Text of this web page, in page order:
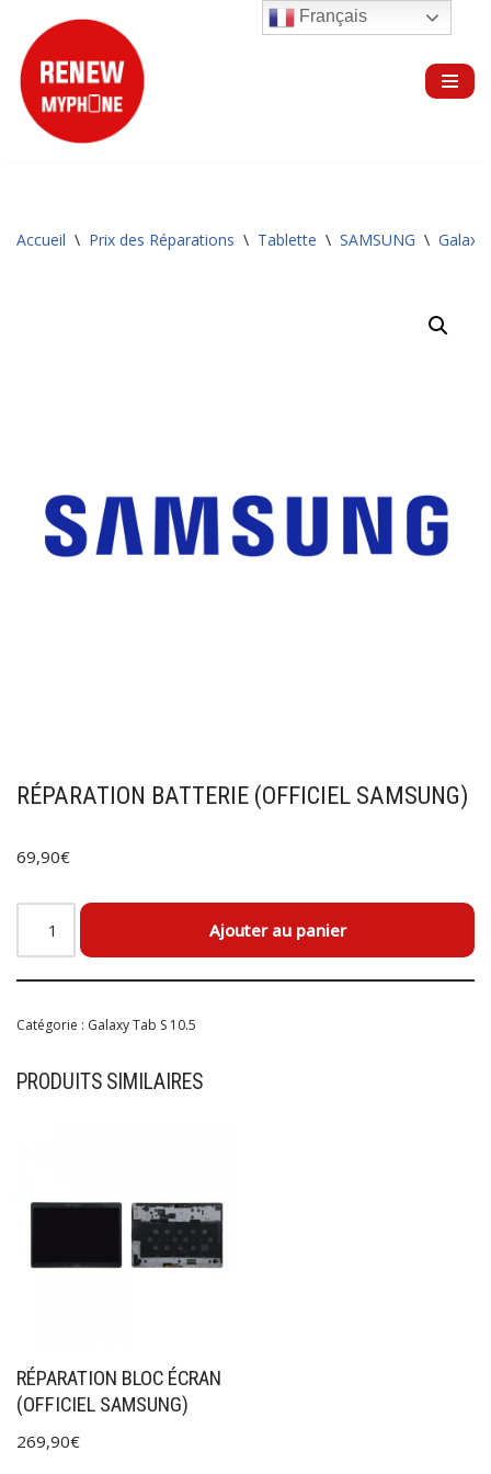
Aller
au
contenu
Accueil \ Prix des Réparations \ Tablette \ SAMSUNG \ Galaxy
RÉPARATION BATTERIE (OFFICIEL SAMSUNG)
69,90€
Ajouter au panier
Catégorie : Galaxy Tab S 10.5
PRODUITS SIMILAIRES
RÉPARATION BLOC ÉCRAN
(OFFICIEL SAMSUNG)
269,90€
Français